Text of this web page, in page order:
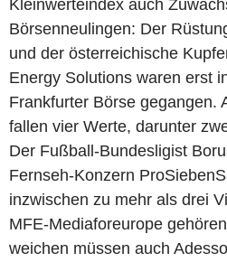
Kleinwerteindex auch
Börsenneulingen: Der
und der österreichische
Energy Solutions waren erst
Frankfurter Börse gegangen.
fallen vier Werte, darunter
Der Fußball-Bundesligist
Fernseh-Konzern
inzwischen zu mehr als drei
MFE-Mediaforeurope
weichen müssen auch